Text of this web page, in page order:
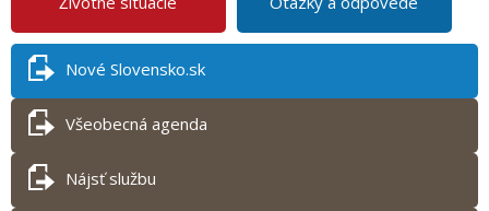
Nové Slovensko.sk
Všeobecná agenda
Nájsť službu